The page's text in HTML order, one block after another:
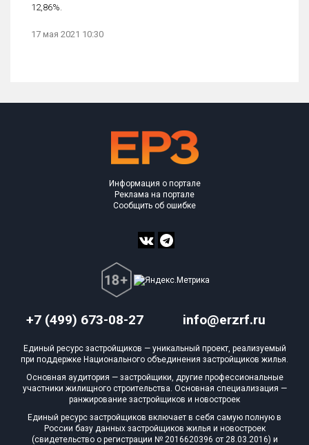
12,86%.
17 мая 2021 10:30
+7 (499) 673-08-27 info@erzrf.ru
Информация о портале
Реклама на портале
Сообщить об ошибке
Единый ресурс застройщиков — уникальный проект, реализуемый
при поддержке Национального объединения застройщиков жилья.
Основная аудитория — застройщики, другие профессиональные
участники жилищного строительства. Основная специализация —
ранжирование застройщиков и новостроек
Единый ресурс застройщиков включает в себя самую полную в
России базу данных застройщиков жилья и новостроек
(свидетельство о регистрации № 2016620396 от 28.03.2016) и